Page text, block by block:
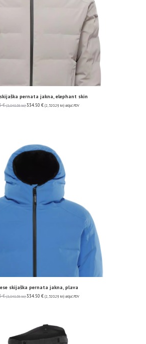
pernata jakna, elephant skin
€ (5,040.58 kn) 334.50 € (2,520.29 kn) uključ. PDV
skijaška pernata jakna, plava
€ (5,040.58 kn) 334.50 € (2,520.29 kn) uključ. PDV